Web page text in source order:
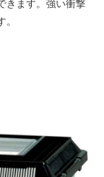
きます。強い衝撃